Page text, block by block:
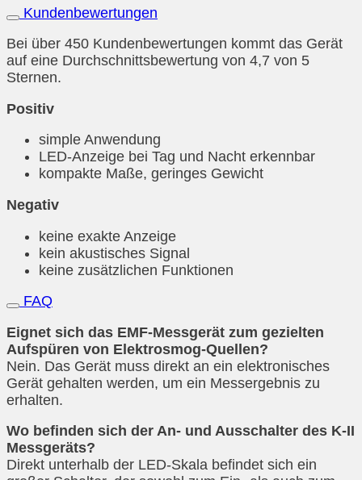
Kundenbewertungen
Bei über 450 Kundenbewertungen kommt das Gerät
auf eine Durchschnittsbewertung von 4,7 von 5
Sternen.
Positiv
simple Anwendung
LED-Anzeige bei Tag und Nacht erkennbar
kompakte Maße, geringes Gewicht
Negativ
keine exakte Anzeige
kein akustisches Signal
keine zusätzlichen Funktionen
FAQ
Eignet sich das EMF-Messgerät zum gezielten
Aufspüren von Elektrosmog-Quellen?
Nein. Das Gerät muss direkt an ein elektronisches
Gerät gehalten werden, um ein Messergebnis zu
erhalten.
Wo befinden sich der An- und Ausschalter des K-II
Messgeräts?
Direkt unterhalb der LED-Skala befindet sich ein